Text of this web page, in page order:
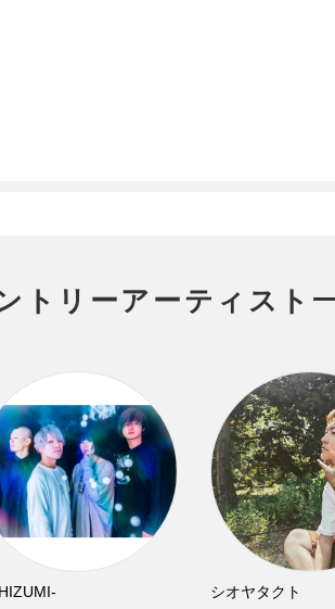
トリーアーティスト
シオヤタクト